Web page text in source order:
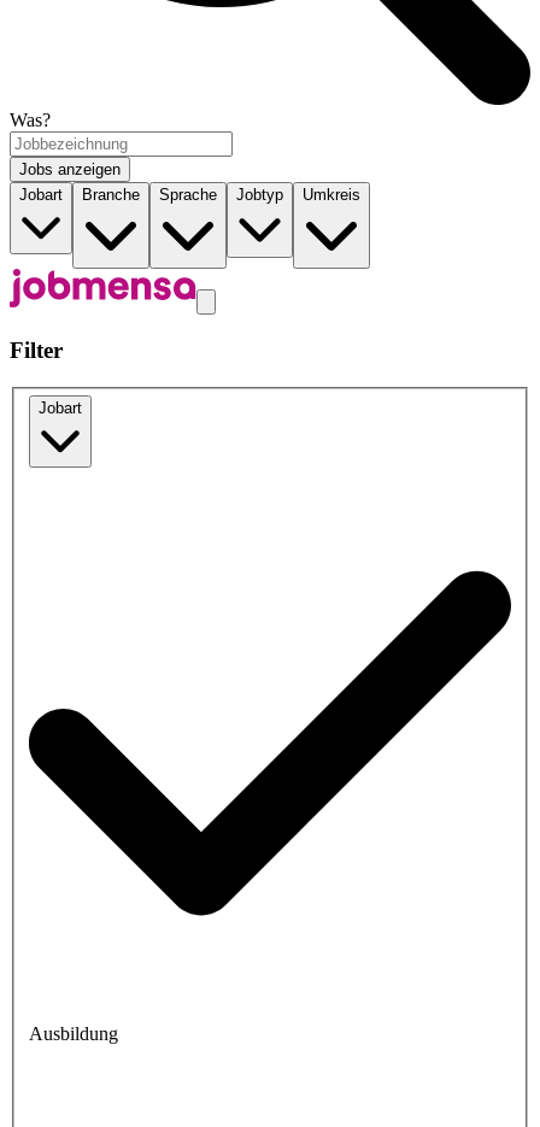
Was?
Jobs anzeigen
Jobart
Branche Sprache Jobtyp Umkreis
Filter
Jobart
Ausbildung